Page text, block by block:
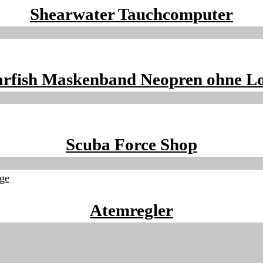
Shearwater Tauchcomputer
Maskenband Neopren ohne
Scuba Force Shop
Atemregler